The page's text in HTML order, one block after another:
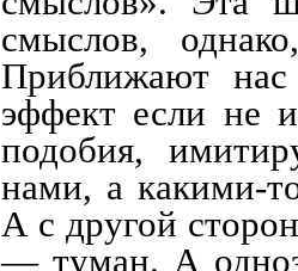
смыслов,
Приближают
эффект если не
подобия,
нами, а какими-
А с другой
— туман. А